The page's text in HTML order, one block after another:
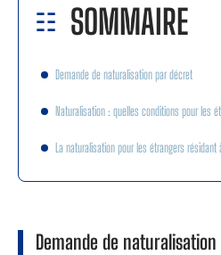
SOMMAIRE
Demande de naturalisation par décret
Naturalisation : quelles conditions pour les
La naturalisation pour les étrangers résidant
Demande de